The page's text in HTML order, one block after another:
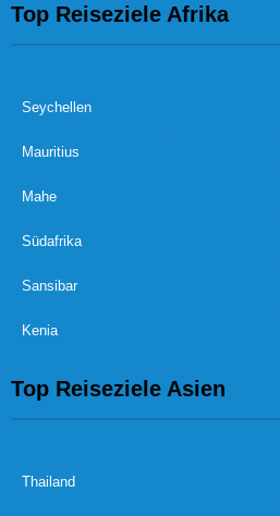
Top Reiseziele Afrika
Seychellen
Mauritius
Mahe
Südafrika
Sansibar
Kenia
Top Reiseziele Asien
Thailand